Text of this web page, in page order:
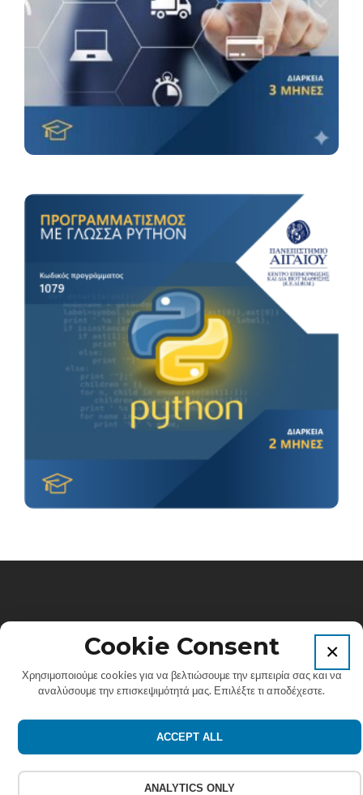
Πανεπιστήμιο Αιγαίου. Κτίριο Λυμπέρη, Παλαμά 2 &
Γοργύρας, Τ.Κ. 83200, Καρλόβασι, Σάμος.
Εmail: info@elearn-aegean.gr
Facebook
Linkedin
Instagram
×
Cookie Consent
Χρησιμοποιούμε cookies για να βελτιώσουμε την εμπειρία σας και να
αναλύσουμε την επισκεψιμότητά μας. Επιλέξτε τι αποδέχεστε.
ACCEPT ALL
ANALYTICS ONLY